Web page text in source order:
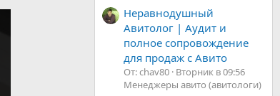
Неравнодушный
Авитолог | Аудит и
полное сопровождение
для продаж с Авито
От: chav80 Вторник в 09:56
Менеджеры авито (авитологи)